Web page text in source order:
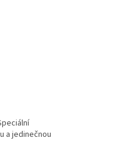
a jedinečnou